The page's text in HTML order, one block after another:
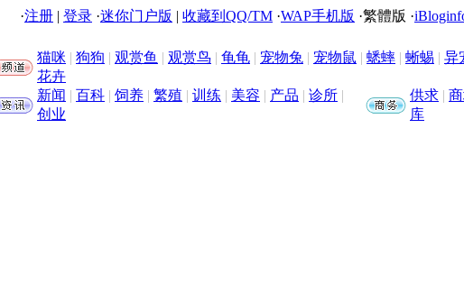
·注册 | 登录 ·迷你门户版 | 收藏到QQ/TM ·WAP手机版 ·繁體版 ·
猫咪 | 狗狗 | 观赏鱼 | 观赏鸟 | 龟龟 | 宠物兔 | 宠物鼠 | 蟋蟀 | 蜥蜴 | 异
花卉
新闻 | 百科 | 饲养 | 繁殖 | 训练 | 美容 | 产品 | 诊所 |
创业
供求 |
库